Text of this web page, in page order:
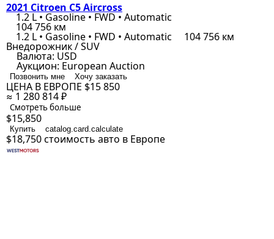
2021 Citroen C5 Aircross
1.2 L • Gasoline • FWD • Automatic
104 756 км
1.2 L • Gasoline • FWD • Automatic 104 756 км
Внедорожник / SUV
Валюта: USD
Аукцион: European Auction
Позвонить мне Хочу заказать
ЦЕНА В ЕВРОПЕ $15 850
≈ 1 280 814 ₽
Смотреть больше
$15,850
Купить catalog.card.calculate
$18,750стоимость авто в Европе